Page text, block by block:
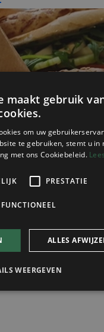
maakt gebruik
om uw
te gebruiken, stemt u in
met ons Cookiebeleid.
PRESTATIE
FUNCTIONEEL
ALLES
WEERGEVEN